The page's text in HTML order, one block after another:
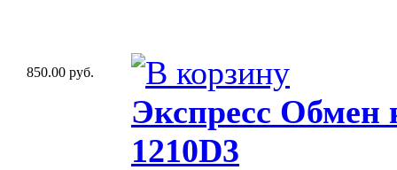
850.00 руб.
Экспресс Обмен
1210D3